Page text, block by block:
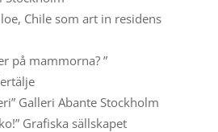
Chile som art in residens
på mammorna? ”
Galleri Abante Stockholm
Grafiska sällskapet